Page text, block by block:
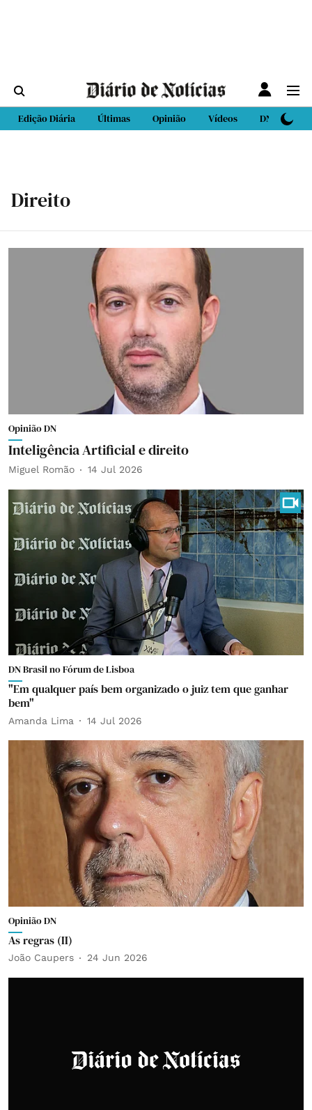
Edição Diária Últimas Opinião Vídeos DN Sport
Direito
Opinião DN
Inteligência Artificial e direito
Miguel Romão 14 Jul 2026
DN Brasil no Fórum de Lisboa
"Em qualquer país bem organizado o juiz tem que ganhar
bem"
Amanda Lima 14 Jul 2026
Opinião DN
As regras (II)
João Caupers 24 Jun 2026